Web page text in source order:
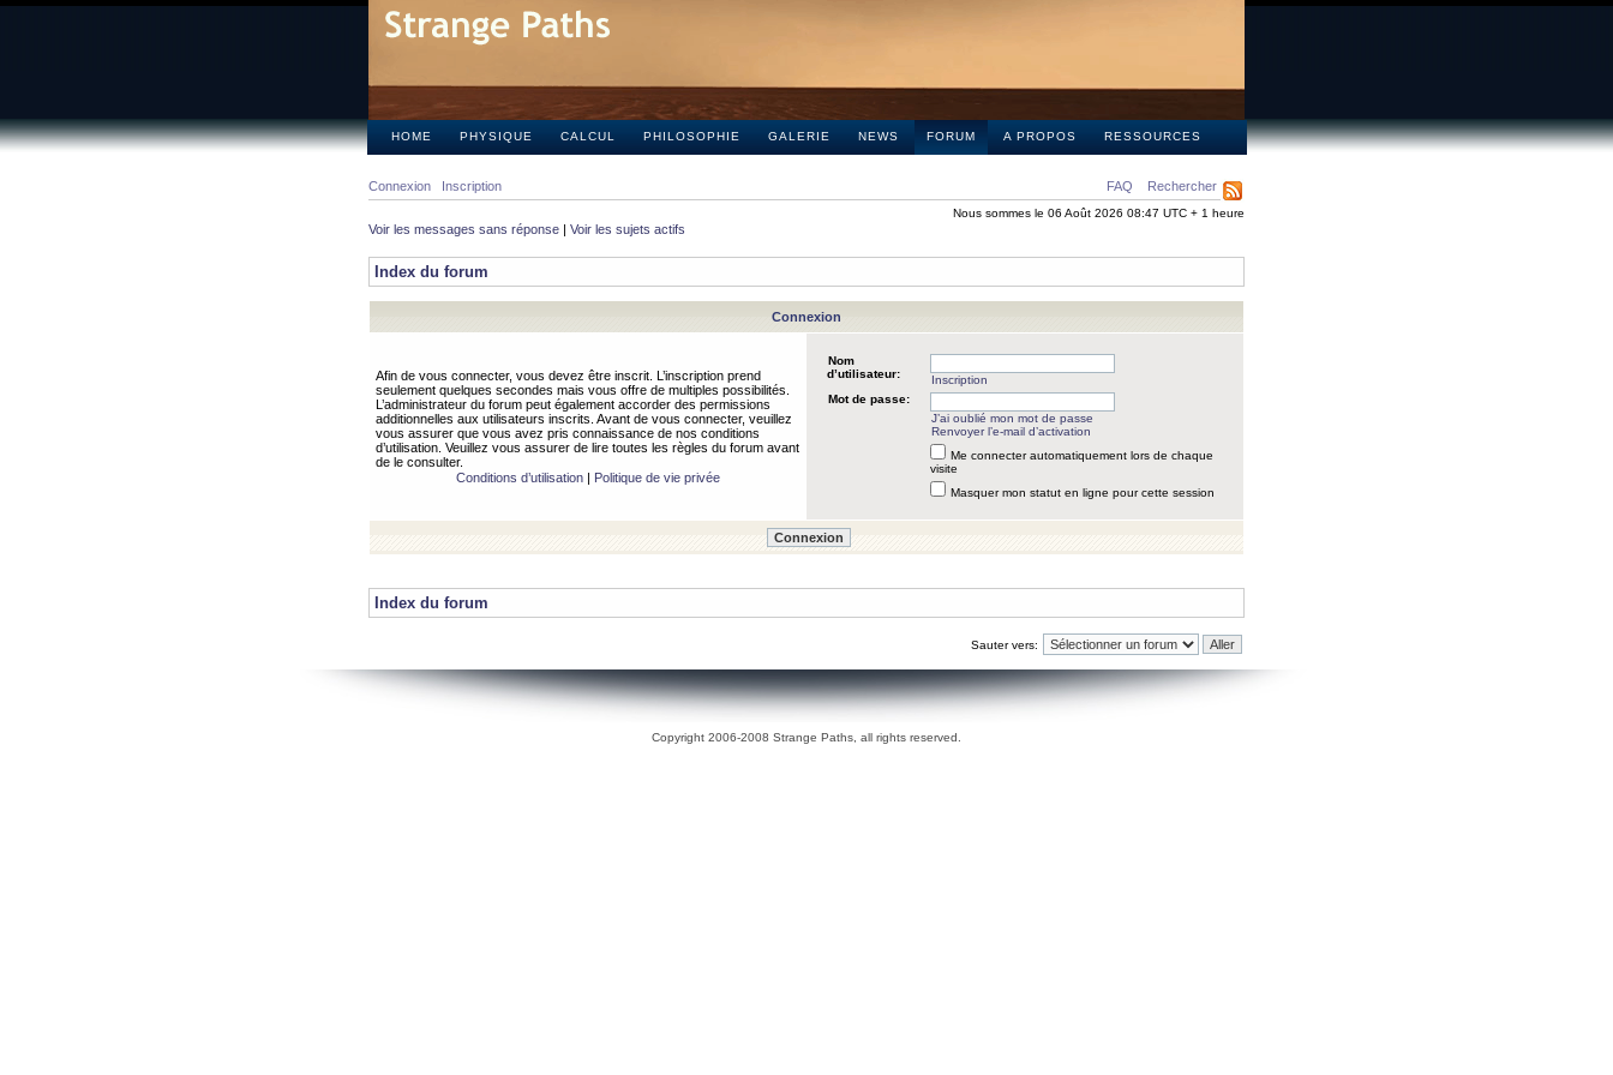
HOME PHYSIQUE CALCUL PHILOSOPHIE GALERIE NEWS FORUM A PROPOS RESSOURCES
FAQ Rechercher
Connexion Inscription
Nous sommes le 06 Août 2026 08:47 UTC + 1 heure
Voir les messages sans réponse | Voir les sujets actifs
Index du forum
Connexion
Afin de vous connecter, vous devez être inscrit. L’inscription prend
seulement quelques secondes mais vous offre de multiples possibilités.
L’administrateur du forum peut également accorder des permissions
additionnelles aux utilisateurs inscrits. Avant de vous connecter, veuillez
vous assurer que vous avez pris connaissance de nos conditions
d’utilisation. Veuillez vous assurer de lire toutes les règles du forum avant
de le consulter.
Conditions d’utilisation| Politique de vie privée
Nom
d’utilisateur:
Inscription
Mot de passe:
J’ai oublié mon mot de passe
Renvoyer l’e-mail d’activation
Me connecter automatiquement lors de chaque
visite
Masquer mon statut en ligne pour cette session
Index du forum
Sauter vers:
Copyright 2006-2008 Strange Paths, all rights reserved.